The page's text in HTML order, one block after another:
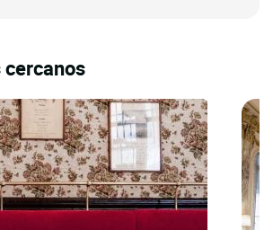
cercanos